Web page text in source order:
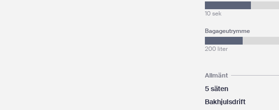
10 sek
Bagageutrymme
200 liter
Allmänt
5 säten
Bakhjulsdrift